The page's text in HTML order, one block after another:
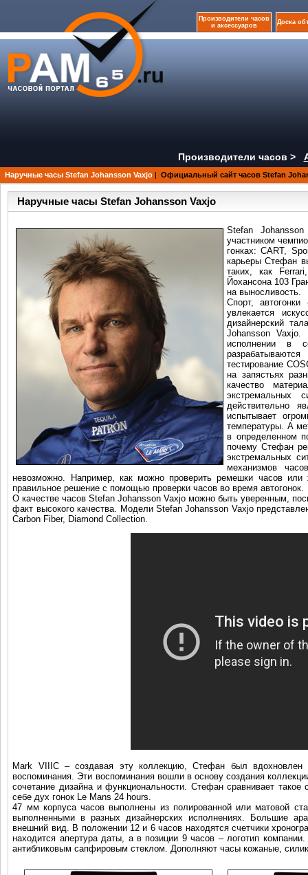
Производители часов
и аксессуаров
Доска
Производители часов >
Наручные часы Stefan Johansson Vaxjo | Официальный сайт часов Stefan
Наручные часы Stefan Johansson Vaxjo
Stefan
участником
гонках: CART,
карьеры Стефан
таких, как
Йохансона 103
на выносливость.
Спорт,
увлекается
дизайнерский
Johansson Vaxjo.
исполнении в
тестирование
на запястьях
качество
экстремальных
действительно
испытывает
температуры. А
в определенном
почему Стефан
экстремальных
механизмов
невозможно. Например, как можно проверить ремешки часов
правильное решение с помощью проверки часов во время автогонок.
О качестве часов Stefan Johansson Vaxjo можно быть уверенным,
факт высокого качества. Модели Stefan Johansson Vaxjo
Carbon Fiber, Diamond Collection.
Mark VIIIC – создавая эту коллекцию, Стефан был
воспоминания. Эти воспоминания вошли в основу создания
сочетание дизайна и функциональности. Стефан сравнивает
себе дух гонок Le Mans 24 hours.
47 мм корпуса часов выполнены из полированной или матовой
выполненными в разных дизайнерских исполнениях. Большие
внешний вид. В положении 12 и 6 часов находятся счетчики
находится апертура даты, а в позиции 9 часов – логотип
антибликовым сапфировым стеклом. Дополняют часы кожаные,